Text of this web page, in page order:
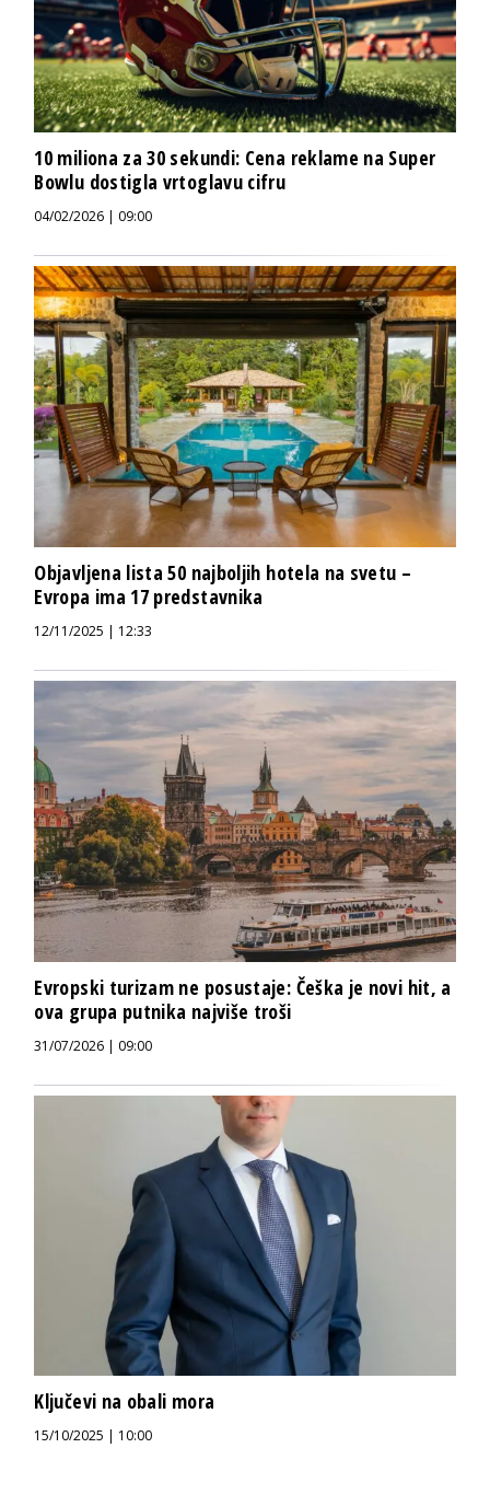
10 miliona za 30 sekundi: Cena reklame na Super
Bowlu dostigla vrtoglavu cifru
04/02/2026 | 09:00
Objavljena lista 50 najboljih hotela na svetu –
Evropa ima 17 predstavnika
12/11/2025 | 12:33
Evropski turizam ne posustaje: Češka je novi hit, a
ova grupa putnika najviše troši
31/07/2026 | 09:00
Ključevi na obali mora
15/10/2025 | 10:00